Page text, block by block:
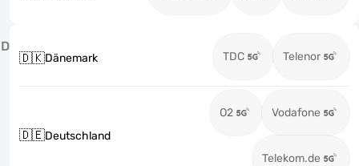
D
🇩🇰Dänemark TDC Telenor
🇩🇪Deutschland
O2 Vodafone
Telekom.de